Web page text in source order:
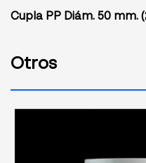
Cupla PP Diám. 50 mm.
Otros